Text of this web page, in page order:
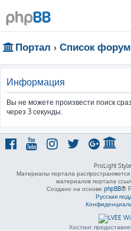
Портал Список
Информация
Вы не можете произвести поиск
через 3 секунды.
ProLight
Материалы портала
материалов портала
Создано на основе phpBB®
Русская
Хостинг